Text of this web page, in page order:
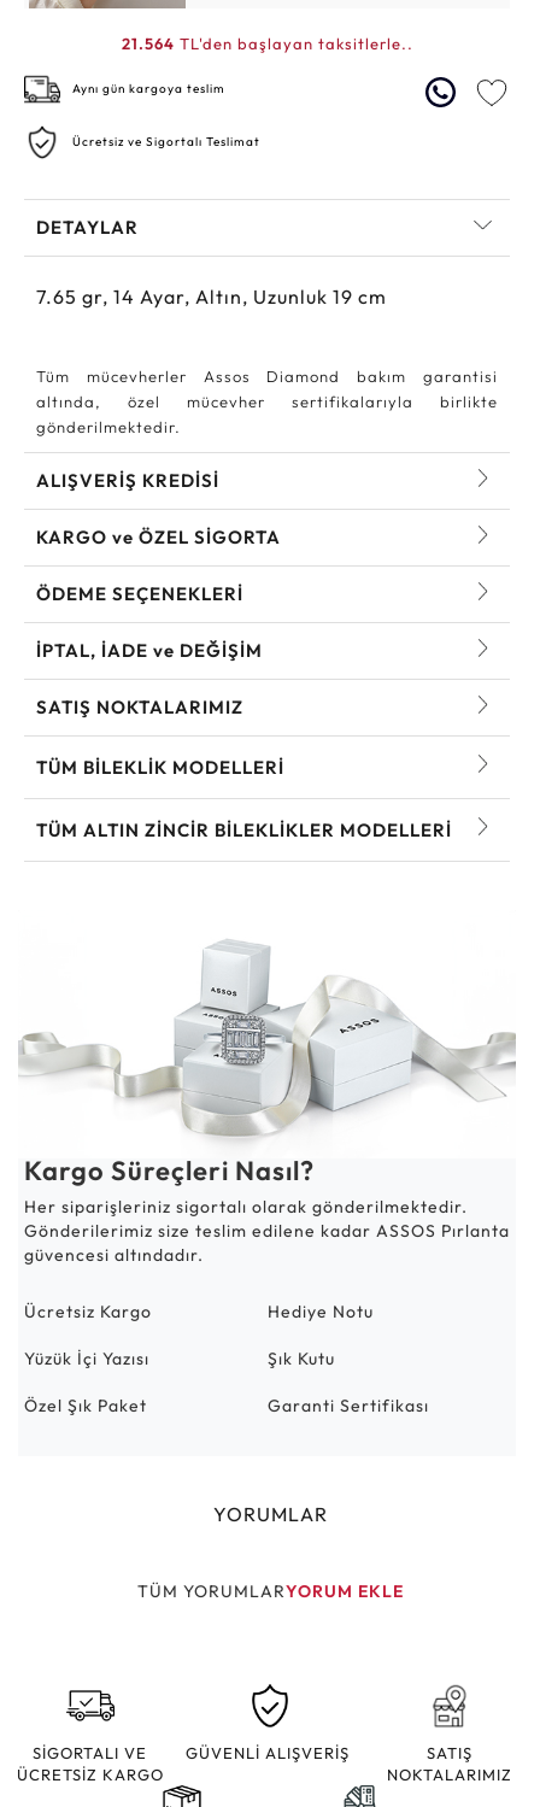
21.564 TL'den başlayan taksitlerle..
Aynı gün kargoya teslim
Ücretsiz ve Sigortalı Teslimat
DETAYLAR
7.65 gr, 14 Ayar, Altın, Uzunluk 19 cm
Tüm mücevherler Assos Diamond bakım garantisi
altında, özel mücevher sertifikalarıyla birlikte
gönderilmektedir.
ALIŞVERİŞ KREDİSİ
KARGO ve ÖZEL SİGORTA
ÖDEME SEÇENEKLERİ
İPTAL, İADE ve DEĞİŞİM
SATIŞ NOKTALARIMIZ
TÜM BILEKLIK MODELLERI
TÜM ALTIN ZINCIR BILEKLIKLER MODELLERI
Kargo Süreçleri Nasıl?
Her siparişleriniz sigortalı olarak gönderilmektedir.
Gönderilerimiz size teslim edilene kadar ASSOS Pırlanta
güvencesi altındadır.
Ücretsiz Kargo Hediye Notu
Yüzük İçi Yazısı Şık Kutu
Özel Şık Paket Garanti Sertifikası
YORUMLAR
TÜM YORUMLARYORUM EKLE
SİGORTALI VE
ÜCRETSİZ KARGO
GÜVENLİ ALIŞVERİŞ
SATIŞ
NOKTALARIMIZ